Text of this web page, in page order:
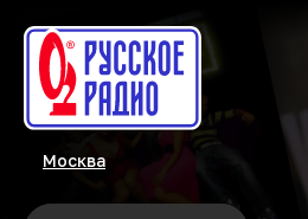
Москва